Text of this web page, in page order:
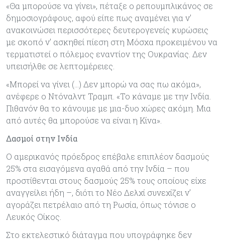
«Θα μπορούσε να γίνει», πέταξε ο ρεπουμπλικάνος σε
δημοσιογράφους, αφού είπε πως αναμένει για ν’
ανακοινώσει περισσότερες δευτερογενείς κυρώσεις
με σκοπό ν’ ασκηθεί πίεση στη Μόσχα προκειμένου να
τερματιστεί ο πόλεμος εναντίον της Ουκρανίας. Δεν
υπεισήλθε σε λεπτομέρειες.
«Μπορεί να γίνει (…) Δεν μπορώ να σας πω ακόμα»,
ανέφερε ο Ντόναλντ Τραμπ. «Το κάναμε με την Ινδία.
Πιθανόν θα το κάνουμε με μια-δυο χώρες ακόμη. Μια
από αυτές θα μπορούσε να είναι η Κίνα».
Δασμοί στην Ινδία
Ο αμερικανός πρόεδρος επέβαλε επιπλέον δασμούς
25% στα εισαγόμενα αγαθά από την Ινδία – που
προστίθενται στους δασμούς 25% τους οποίους είχε
αναγγείλει ήδη –, διότι το Νέο Δελχί συνεχίζει ν’
αγοράζει πετρέλαιο από τη Ρωσία, όπως τόνισε ο
Λευκός Οίκος.
Στο εκτελεστικό διάταγμα που υπογράφηκε δεν